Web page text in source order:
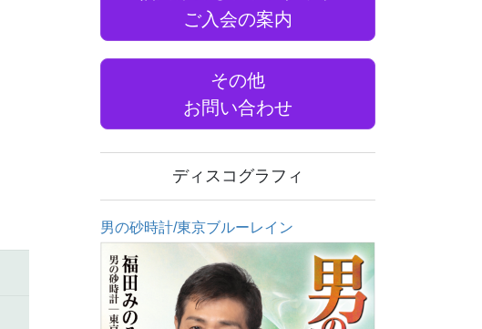
ご入会の案内
その他
お問い合わせ
ディスコグラフィ
男の砂時計/東京ブルーレイン